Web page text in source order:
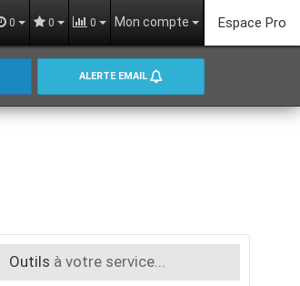
0 0 0 Mon compte Espace Pro
ALERTE EMAIL
Outils à votre service...